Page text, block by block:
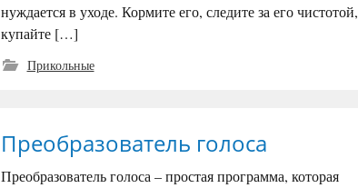
нуждается в уходе. Кормите его, следите за его чистотой,
купайте […]
Прикольные
Преобразователь голоса
Преобразователь голоса – простая программа, которая